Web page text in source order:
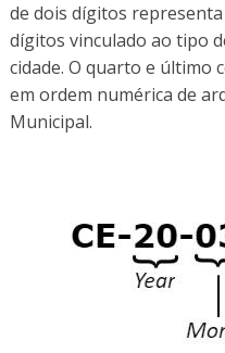
de dois dígitos
dígitos vinculado ao tipo
cidade. O quarto e último
em ordem numérica de
Municipal.